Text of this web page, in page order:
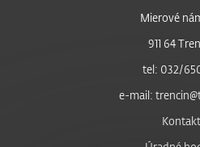
Mierové
911 64
tel: 032/
e-mail:
Kontakt